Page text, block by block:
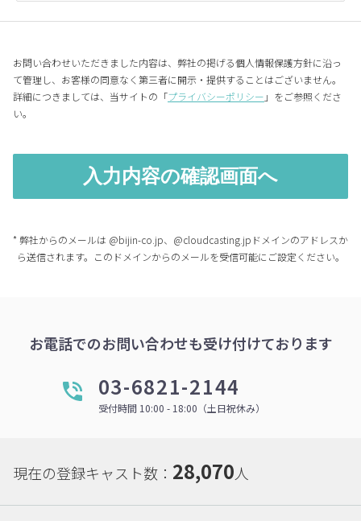
お問い合わせいただきました内容は、弊社の掲げる個人情報保護方針に沿っ
て管理し、お客様の同意なく第三者に開示・提供することはございません。
詳細につきましては、当サイトの「プライバシーポリシー 」をご参照くださ
い。
* 弊社からのメールは @bijin-co.jp、@cloudcasting.jpドメインのアドレスか
ら送信されます。このドメインからのメールを受信可能にご設定ください。
お電話でのお問い合わせも受け付けております
03-6821-2144
受付時間 10:00 - 18:00（土日祝休み）
現在の登録キャスト数： 28,070人